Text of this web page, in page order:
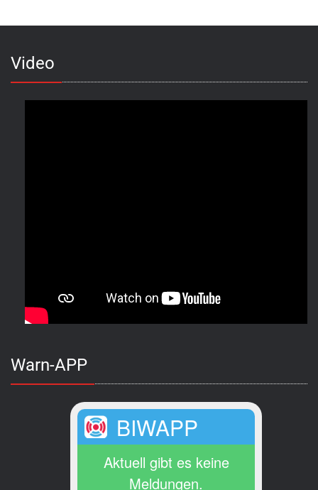
Video
Warn-APP
BIWAPP
Aktuell gibt es keine
Meldungen.